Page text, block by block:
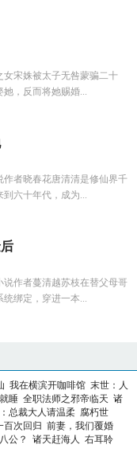
女宋姝被太子无咎蒙骗二十
，反而将她赐婚...
者晓春花唐清清是修仙界千
六十年代，成为...
作者蔓清越苏枝在替父母哥
绑定，穿进一本...
我在横滨开咖啡馆 末世：人
睡 全职法师之邪帝临天 诸
总裁大人请温柔 腐朽世
百次回归 前妻，我们覆婚
公？ 诸天赶海人 右耳聆